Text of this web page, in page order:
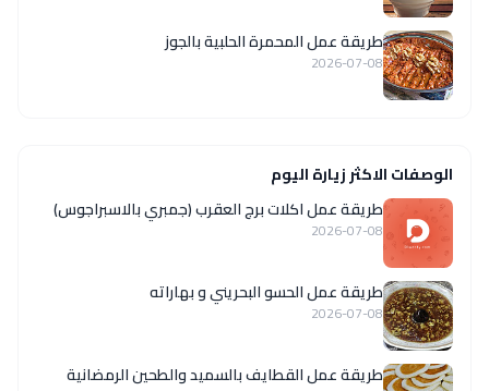
طريقة عمل المحمرة الحلبية بالجوز
2026-07-08
الوصفات الاكثر زيارة اليوم
طريقة عمل اكلات برج العقرب (جمبري بالاسبراجوس)
2026-07-08
طريقة عمل الحسو البحريني و بهاراته
2026-07-08
طريقة عمل القطايف بالسميد والطحين الرمضانية